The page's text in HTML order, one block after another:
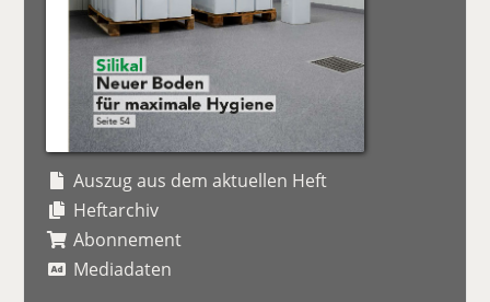
Auszug aus dem aktuellen Heft
Heftarchiv
Abonnement
Mediadaten